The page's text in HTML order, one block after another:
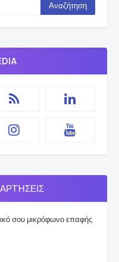
σου μικρόφωνο επαφής